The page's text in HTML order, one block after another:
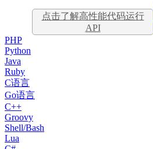
点击了解高性能代码运行
API
PHP
Python
Java
Ruby
C语言
Go语言
C++
Groovy
Shell/Bash
Lua